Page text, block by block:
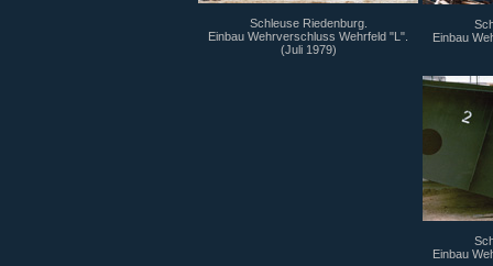
Schleuse Riedenburg.
Einbau Wehrverschluss Wehrfeld "L".
(Juli 1979)
Einbau
Einbau